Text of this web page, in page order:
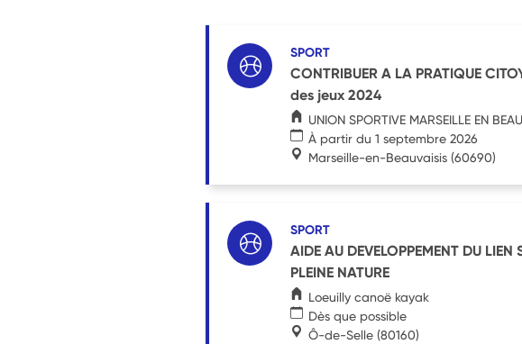
SPORT
CONTRIBUER A LA PRATIQUE
des jeux 2024
UNION SPORTIVE MARSEILLE EN
À partir du 1 septembre 2026
Marseille-en-Beauvaisis (60690)
SPORT
AIDE AU DEVELOPPEMENT DU
PLEINE NATURE
Loeuilly canoë kayak
Dès que possible
Ô-de-Selle (80160)